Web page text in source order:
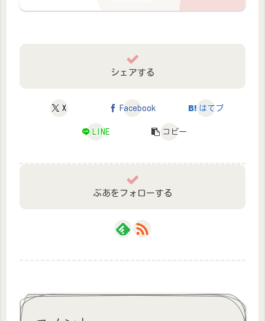
シェアする
X Facebook はてブ
LINE コピー
ぶあをフォローする